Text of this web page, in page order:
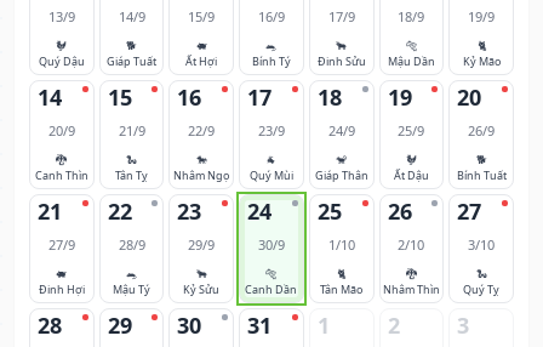
13/9
🐓
Quý Dậu
14/9
🐕
Giáp Tuất
15/9
🐖
Ất Hợi
16/9
🐀
Bính Tý
17/9
🐂
Đinh Sửu
18/9
🐅
Mậu Dần
19/9
🐈
Kỷ Mão
14
20/9
🐉
Canh Thìn
15
21/9
🐍
Tân Tỵ
16
22/9
🐎
Nhâm Ngọ
17
23/9
🐐
Quý Mùi
18
24/9
🐒
Giáp Thân
19
25/9
🐓
Ất Dậu
20
26/9
🐕
Bính Tuất
21
27/9
🐖
Đinh Hợi
22
28/9
🐀
Mậu Tý
23
29/9
🐂
Kỷ Sửu
24
30/9
🐅
Canh Dần
25
1/10
🐈
Tân Mão
26
2/10
🐉
Nhâm Thìn
27
3/10
🐍
Quý Tỵ
28 29 30 31 1 2 3